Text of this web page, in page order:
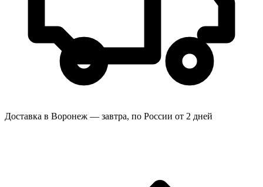
Доставка в Воронеж — завтра, по России от 2 дней